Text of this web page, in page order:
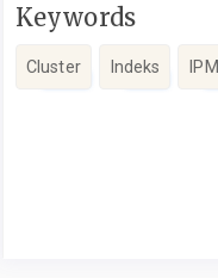
Keywords
Cluster Indeks IPM